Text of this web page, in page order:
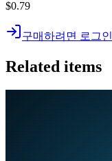
$0.79
구매하려면 로그인
Related items